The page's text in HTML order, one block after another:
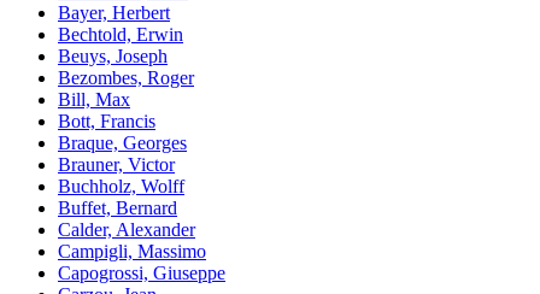
Bayer, Herbert
Bechtold, Erwin
Beuys, Joseph
Bezombes, Roger
Bill, Max
Bott, Francis
Braque, Georges
Brauner, Victor
Buchholz, Wolff
Buffet, Bernard
Calder, Alexander
Campigli, Massimo
Capogrossi, Giuseppe